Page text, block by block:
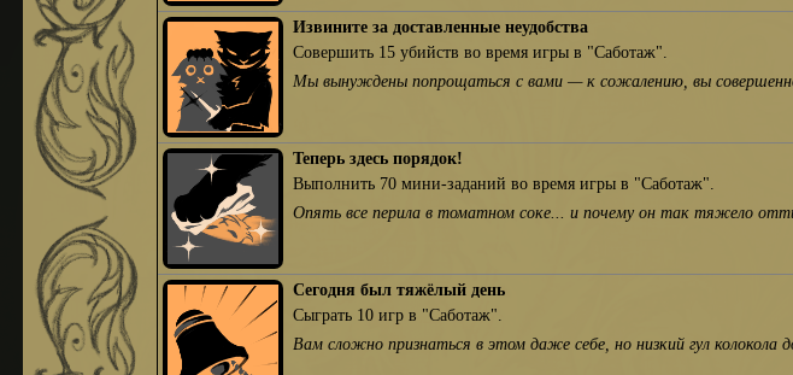
Извините за доставленные неудобства
Совершить 15 убийств во время игры в "Саботаж".
Мы вынуждены попрощаться с вами — к сожалению, вы
Теперь здесь порядок!
Выполнить 70 мини-заданий во время игры в "Саботаж".
Опять все перила в томатном соке... и почему он так тяжело
Сегодня был тяжёлый день
Сыграть 10 игр в "Саботаж".
Вам сложно признаться в этом даже себе, но низкий гул колокола